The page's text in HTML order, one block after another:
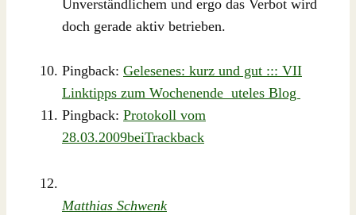
Unverständlichem und ergo das Verbot wird
doch gerade aktiv betrieben.
Pingback: Gelesenes: kurz und gut ::: VII
Linktipps zum Wochenende uteles Blog
Pingback: Protokoll vom
28.03.2009beiTrackback
Matthias Schwenk